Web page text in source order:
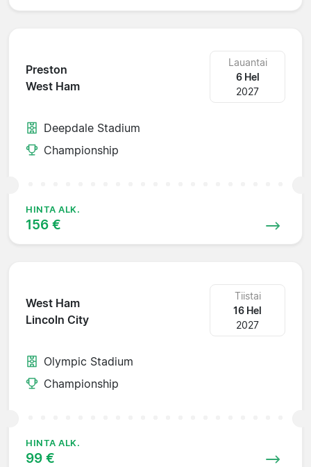
Preston
West Ham
Lauantai
6 Hel
2027
Deepdale Stadium
Championship
HINTA ALK.
156 €
West Ham
Lincoln City
Tiistai
16 Hel
2027
Olympic Stadium
Championship
HINTA ALK.
99 €